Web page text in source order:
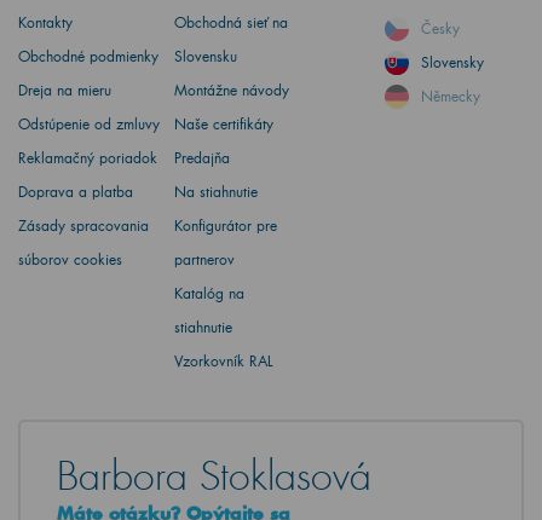
Kontakty
Obchodné podmienky
Dreja na mieru
Odstúpenie od zmluvy
Reklamačný poriadok
Doprava a platba
Zásady spracovania
súborov cookies
Obchodná sieť na
Slovensku
Montážne návody
Naše certifikáty
Predajňa
Na stiahnutie
Konfigurátor pre
partnerov
Katalóg na
stiahnutie
Vzorkovník RAL
Česky
Slovensky
Německy
Barbora Stoklasová
Máte otázku? Opýtajte sa